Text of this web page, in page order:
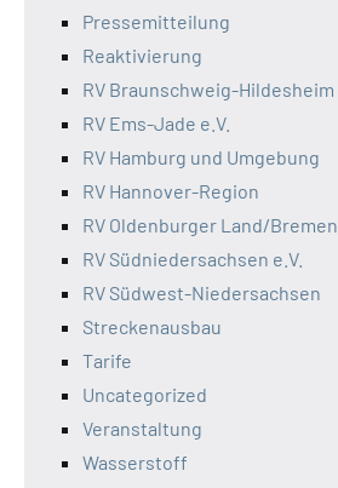
Pressemitteilung
Reaktivierung
RV Braunschweig-Hildesheim
RV Ems-Jade e.V.
RV Hamburg und Umgebung
RV Hannover-Region
RV Oldenburger Land/Bremen
RV Südniedersachsen e.V.
RV Südwest-Niedersachsen
Streckenausbau
Tarife
Uncategorized
Veranstaltung
Wasserstoff